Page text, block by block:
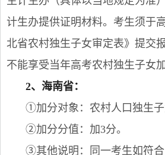
计生办提供证明材料。考生须于
北省农村独生子女审定表》提交
不能享受当年高考农村独生子女加
2、海南省：
①加分对象：农村人口独生子
②加分分值：加3分。
③其他说明：同一考生如符